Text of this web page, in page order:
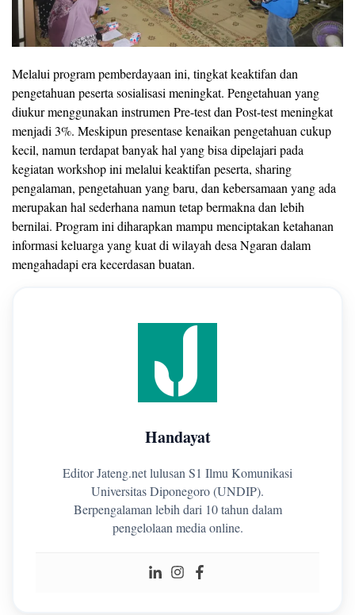
Melalui program pemberdayaan ini, tingkat keaktifan dan
pengetahuan peserta sosialisasi meningkat. Pengetahuan yang
diukur menggunakan instrumen Pre-test dan Post-test meningkat
menjadi 3%. Meskipun presentase kenaikan pengetahuan cukup
kecil, namun terdapat banyak hal yang bisa dipelajari pada
kegiatan workshop ini melalui keaktifan peserta, sharing
pengalaman, pengetahuan yang baru, dan kebersamaan yang ada
merupakan hal sederhana namun tetap bermakna dan lebih
bernilai. Program ini diharapkan mampu menciptakan ketahanan
informasi keluarga yang kuat di wilayah desa Ngaran dalam
mengahadapi era kecerdasan buatan.
Handayat
Editor Jateng.net lulusan S1 Ilmu Komunikasi
Universitas Diponegoro (UNDIP).
Berpengalaman lebih dari 10 tahun dalam
pengelolaan media online.